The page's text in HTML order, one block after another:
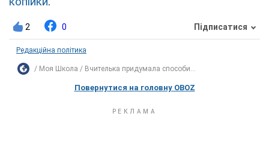
2 0 Підписатися
Редакційна політика
Моя Школа Вчителька придумала способи...
Повернутися на головну OBOZ